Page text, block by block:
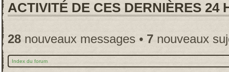
ACTIVITÉ DE CES DERNIÈRES 24
28 nouveaux messages • 7 nouveaux
Index du forum